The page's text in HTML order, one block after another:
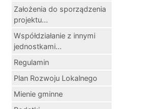
Założenia do sporządzenia
projektu...
Współdziałanie z innymi
jednostkami...
Regulamin
Plan Rozwoju Lokalnego
Mienie gminne